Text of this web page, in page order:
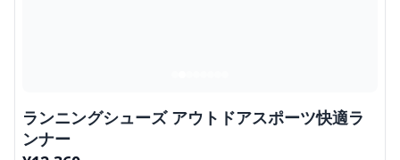
ランニングシューズ アウトドアスポーツ快適ラ
ンナー